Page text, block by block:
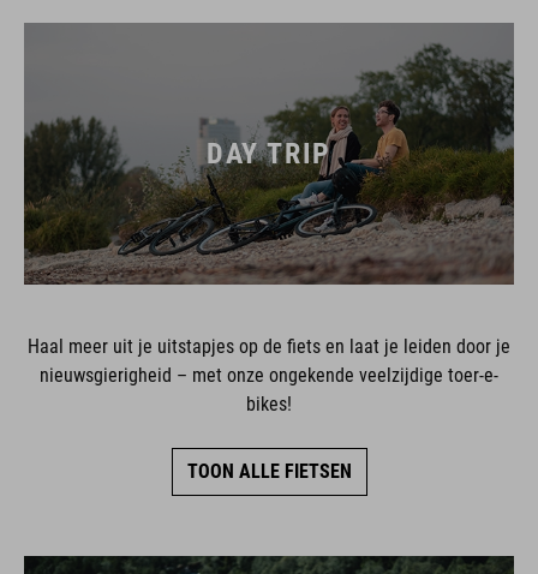
DAY TRIP
Haal meer uit je uitstapjes op de fiets en laat je leiden door je
nieuwsgierigheid – met onze ongekende veelzijdige toer-e-
bikes!
TOON ALLE FIETSEN